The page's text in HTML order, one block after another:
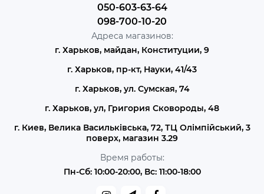
050-603-63-64
098-700-10-20
Адреса магазинов:
г. Харьков, майдан, Конституции, 9
г. Харьков, пр-кт, Науки, 41/43
г. Харьков, ул. Сумская, 74
г. Харьков, ул, Григория Сковороды, 48
г. Киев, Велика Васильківська, 72, ТЦ Олімпійський, 3
поверх, магазин 3.29
Время работы:
Пн-Сб: 10:00-20:00, Вс: 11:00-18:00